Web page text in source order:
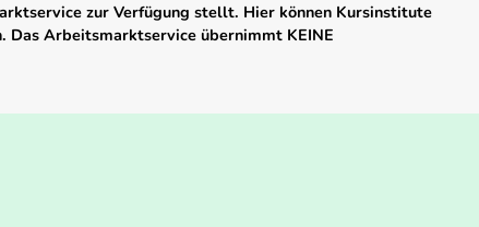
zur Verfügung stellt. Hier können Kursinstitute
Arbeitsmarktservice übernimmt KEINE